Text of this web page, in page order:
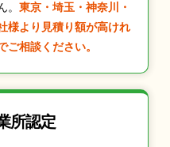
東京・埼玉・神奈川・
様より見積り額が高けれ
ご相談ください。
所認定